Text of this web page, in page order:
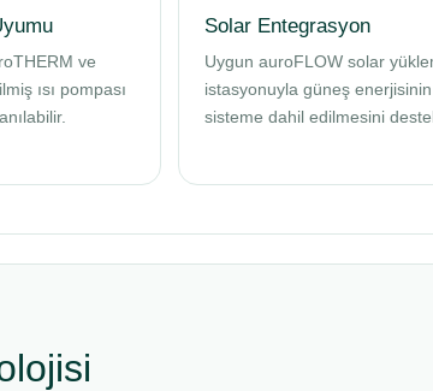
ve
ısı pompası
Solar Entegrasyon
Uygun auroFLOW solar
istasyonuyla güneş enerjisinin
sisteme dahil edilmesini